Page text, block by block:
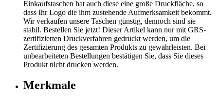
Einkaufstaschen hat auch diese eine große Druckfläche, so
dass Ihr Logo die ihm zustehende Aufmerksamkeit bekommt.
Wir verkaufen unsere Taschen günstig, dennoch sind sie
stabil. Bestellen Sie jetzt! Dieser Artikel kann nur mit GRS-
zertifizierten Druckverfahren gedruckt werden, um die
Zertifizierung des gesamten Produkts zu gewährleisten. Bei
unbearbeiteten Bestellungen bestätigen Sie, dass Sie dieses
Produkt nicht drucken werden.
Merkmale